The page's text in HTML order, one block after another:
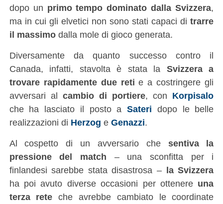
dopo un primo tempo dominato dalla Svizzera,
ma in cui gli elvetici non sono stati capaci ditrarre
il massimodalla mole di gioco generata.
Diversamente da quanto successo contro il
Canada, infatti, stavolta è stata la Svizzera a
trovare rapidamente due reti e a costringere gli
avversari al cambio di portiere, con Korpisalo
che ha lasciato il posto aSateri dopo le belle
realizzazioni di Herzog e Genazzi.
Al cospetto di un avversario che sentiva la
pressione del match – una sconfitta per i
finlandesi sarebbe stata disastrosa – la Svizzera
ha poi avuto diverse occasioni per ottenere una
terza rete che avrebbe cambiato le coordinate